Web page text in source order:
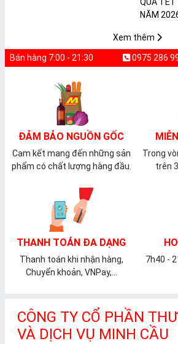
Xem thêm
Bán hàng 7:00 - 21:30 0975 286
ĐẢM BẢO NGUỒN GỐC
Cam kết mang đến những sản
phẩm có chất lượng hàng đầu.
Trong
trên
THANH TOÁN ĐA DẠNG
Thanh toán khi nhận hàng,
Chuyển khoản, VNPay,...
7h40 -
CÔNG TY CỔ PHẦN
VÀ DỊCH VỤ MINH CẦU